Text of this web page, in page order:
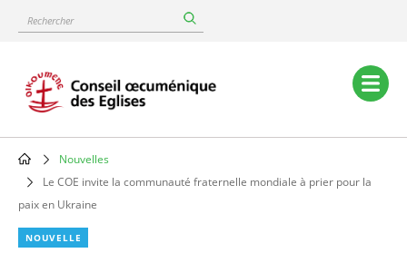
content
Rechercher
Main
navigation
Breadcrumb
Nouvelles
Le COE invite la communauté fraternelle mondiale à prier pour la
paix en Ukraine
NOUVELLE